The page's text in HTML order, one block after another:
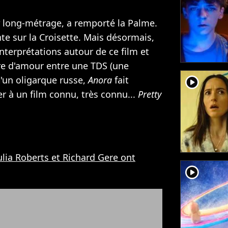
métrage, a remporté la Palme.
sur la Croisette. Mais désormais,
autour de ce film et
d'amour entre une TDS (une
oligarque russe,Anora fait
à un film connu, très connu... Pretty
Roberts et Richard Gere ont
player2
player2